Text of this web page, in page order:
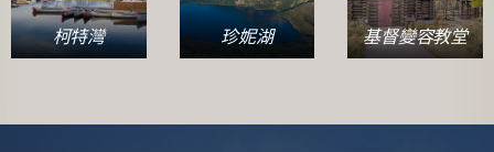
柯特灣 珍妮湖 基督變容教堂